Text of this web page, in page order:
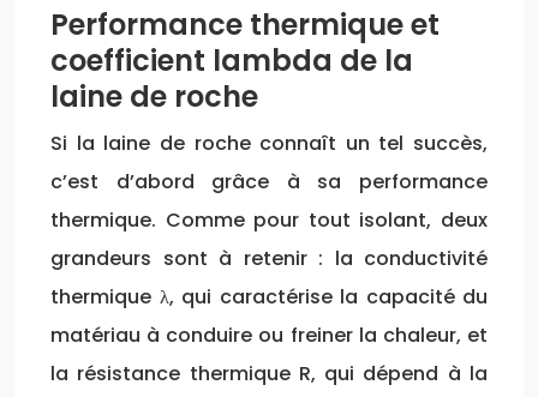
Performance thermique et
coefficient lambda de la
laine de roche
Si la laine de roche connaît un tel succès,
c’est d’abord grâce à sa performance
thermique. Comme pour tout isolant, deux
grandeurs sont à retenir : la conductivité
thermique λ, qui caractérise la capacité du
matériau à conduire ou freiner la chaleur, et
la résistance thermique R, qui dépend à la